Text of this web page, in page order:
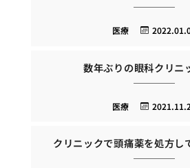
医療
数年ぶりの眼科クリニ
医療
クリニックで頭痛薬を処方し